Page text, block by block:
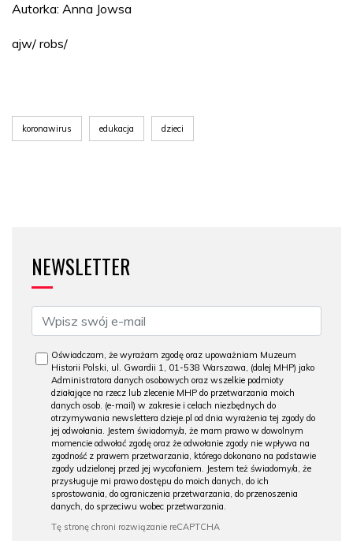
Autorka: Anna Jowsa
ajw/ robs/
koronawirus edukacja dzieci
NEWSLETTER
Oświadczam, że wyrażam zgodę oraz upoważniam Muzeum
Historii Polski, ul. Gwardii 1, 01-538 Warszawa, (dalej MHP) jako
Administratora danych osobowych oraz wszelkie podmioty
działające na rzecz lub zlecenie MHP do przetwarzania moich
danych osob. (e-mail) w zakresie i celach niezbędnych do
otrzymywania newslettera dzieje.pl od dnia wyrażenia tej zgody do
jej odwołania. Jestem świadomy/a, że mam prawo w dowolnym
momencie odwołać zgodę oraz że odwołanie zgody nie wpływa na
zgodność z prawem przetwarzania, którego dokonano na podstawie
zgody udzielonej przed jej wycofaniem. Jestem też świadomy/a, że
przysługuje mi prawo dostępu do moich danych, do ich
sprostowania, do ograniczenia przetwarzania, do przenoszenia
danych, do sprzeciwu wobec przetwarzania.